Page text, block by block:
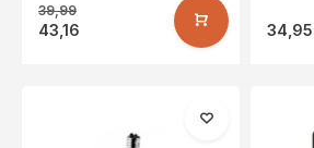
39,99
43,16 34,95